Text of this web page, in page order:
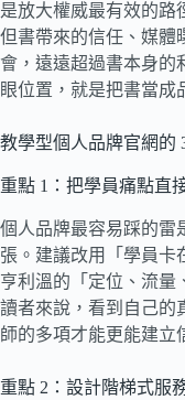
是放大權威最有效的路
但書帶來的信任、媒體
會，遠遠超過書本身的
眼位置，就是把書當成
教學型個人品牌官網的
重點 1：把學員痛點直
個人品牌最容易踩的雷
張。建議改用「學員卡
亨利溫的「定位、流量
讀者來說，看到自己的
師的多項才能更能建立
重點 2：設計階梯式服